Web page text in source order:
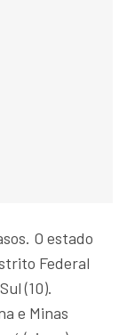
O estado
Federal
(10).
e Minas